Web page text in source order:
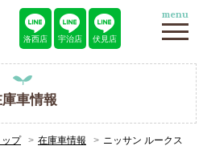
洛西店 宇治店 伏見店
menu
車情報
ップ 在庫車情報 ニッサン ルークス